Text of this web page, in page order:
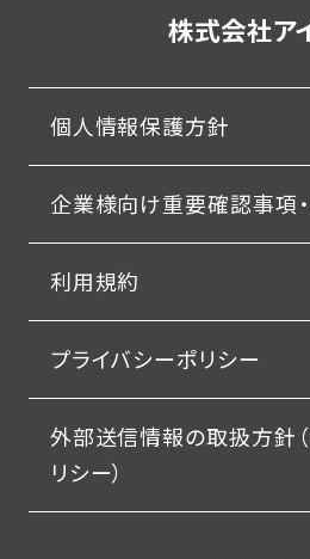
株式会社ア
個人情報保護方針
企業様向け重要確認事項
利用規約
プライバシーポリシー
外部送信情報の取扱方針
リシー）